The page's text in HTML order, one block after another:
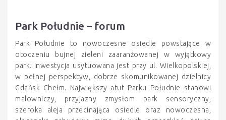
Park Południe – forum
Park Południe to nowoczesne osiedle powstające w
otoczeniu bujnej zieleni zaaranżowanej w wyjątkowy
park. Inwestycja usytuowana jest przy ul. Wielkopolskiej,
w pełnej perspektyw, dobrze skomunikowanej dzielnicy
Gdańsk Chełm. Największy atut Parku Południe stanowi
malowniczy, przyjazny zmysłom park sensoryczny,
szeroka aleja przecinająca osiedle oraz nowoczesna,